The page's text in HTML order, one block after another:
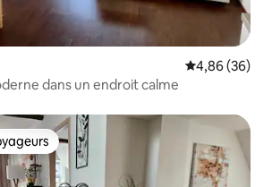
Note
4,86 (36)
dans un endroit calme